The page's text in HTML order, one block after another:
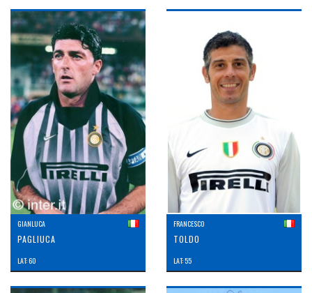
GIANLUCA
PAGLIUCA
LAT: 60
FRANCESCO
TOLDO
LAT: 55